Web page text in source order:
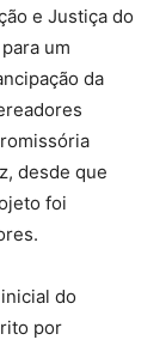
e Justiça do
um
da
desde que
foi
do
por